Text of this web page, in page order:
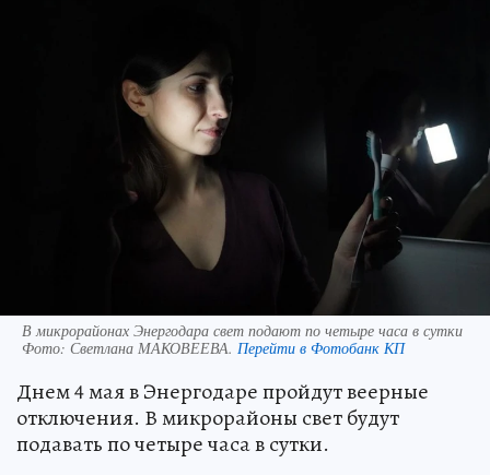
В микрорайонах Энергодара свет подают по четыре часа в сутки
Фото: Светлана МАКОВЕЕВА. Перейти в Фотобанк КП
Днем 4 мая в Энергодаре пройдут веерные
отключения. В микрорайоны свет будут
подавать по четыре часа в сутки.